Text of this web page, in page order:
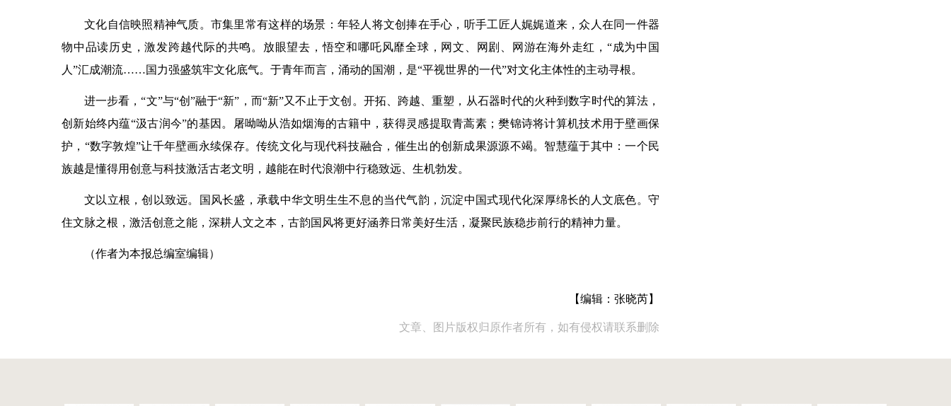
文化自信映照精神气质。市集里常有这样的场景：年轻人将文创捧在手心，听手工匠人娓娓道来，众人在同一件器
物中品读历史，激发跨越代际的共鸣。放眼望去，悟空和哪吒风靡全球，网文、网剧、网游在海外走红，“成为中国
人”汇成潮流……国力强盛筑牢文化底气。于青年而言，涌动的国潮，是“平视世界的一代”对文化主体性的主动寻根。
进一步看，“文”与“创”融于“新”，而“新”又不止于文创。开拓、跨越、重塑，从石器时代的火种到数字时代的算法，
创新始终内蕴“汲古润今”的基因。屠呦呦从浩如烟海的古籍中，获得灵感提取青蒿素；樊锦诗将计算机技术用于壁画保
护，“数字敦煌”让千年壁画永续保存。传统文化与现代科技融合，催生出的创新成果源源不竭。智慧蕴于其中：一个民
族越是懂得用创意与科技激活古老文明，越能在时代浪潮中行稳致远、生机勃发。
文以立根，创以致远。国风长盛，承载中华文明生生不息的当代气韵，沉淀中国式现代化深厚绵长的人文底色。守
住文脉之根，激活创意之能，深耕人文之本，古韵国风将更好涵养日常美好生活，凝聚民族稳步前行的精神力量。
（作者为本报总编室编辑）
【编辑：张晓芮】
文章、图片版权归原作者所有，如有侵权请联系删除